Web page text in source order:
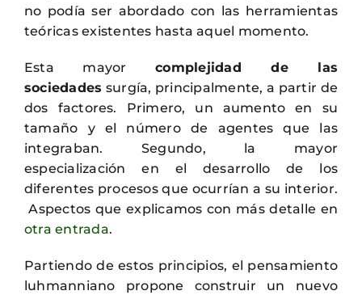
no podía ser abordado con las herramientas
teóricas existentes hasta aquel momento.
Esta mayorcomplejidad de las
sociedades surgía, principalmente, a partir de
dos factores. Primero, un aumento en su
tamaño y el número de agentes que las
integraban. Segundo, la mayor
especialización en el desarrollo de los
diferentes procesos que ocurrían a su interior.
Aspectos que explicamos con más detalle en
otra entrada.
Partiendo de estos principios, el pensamiento
luhmanniano propone construir un nuevo